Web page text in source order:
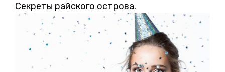
Секреты райского острова.